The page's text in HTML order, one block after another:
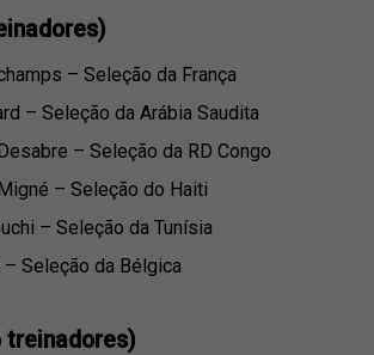
– Seleção da França
– Seleção da Arábia Saudita
– Seleção da RD Congo
– Seleção do Haiti
– Seleção da Tunísia
– Seleção da Bélgica
treinadores)